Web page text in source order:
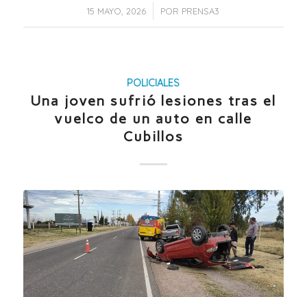
15 MAYO, 2026
/ POR PRENSA3
POLICIALES
Una joven sufrió lesiones tras el
vuelco de un auto en calle
Cubillos